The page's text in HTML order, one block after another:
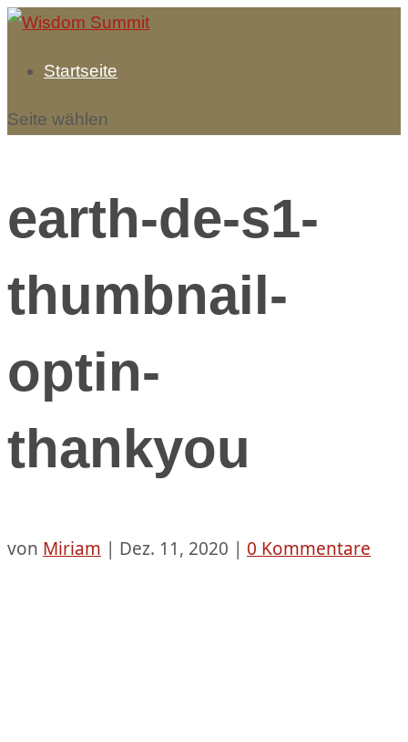
Startseite
Seite wählen
earth-de-s1-
thumbnail-
optin-
thankyou
von Miriam | Dez. 11, 2020 | 0 Kommentare